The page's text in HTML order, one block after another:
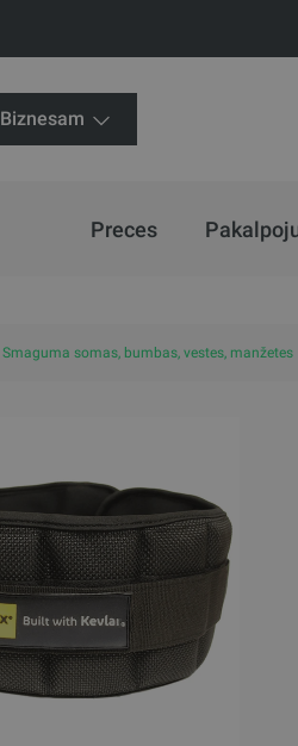
Biznesam
Preces
Smaguma somas, bumbas, vestes, manžetes